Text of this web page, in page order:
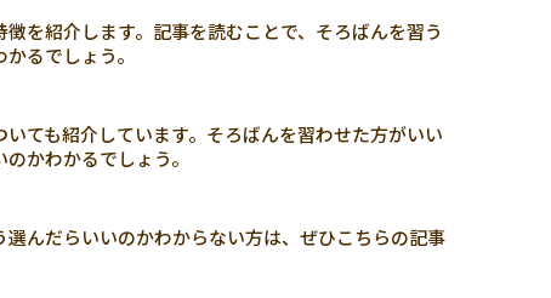
を紹介します。記事を読むことで、そろばんを習う
るでしょう。
ても紹介しています。そろばんを習わせた方がいい
かわかるでしょう。
んだらいいのかわからない方は、ぜひこちらの記事